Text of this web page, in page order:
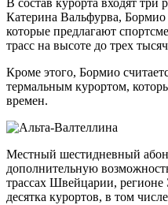
В состав курорта входят
Катерина Вальфурва,
которые предлагают
трасс на высоте до трех
Кроме этого, Бормио
термальным курортом,
времен.
Местный шестидневный
дополнительную
трассах Швейцарии, регионе
десятка курортов, в том